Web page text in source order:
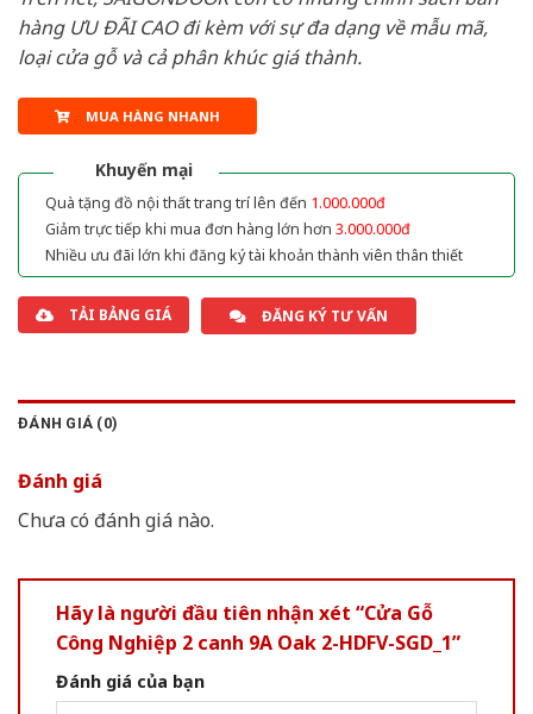
hàng ƯU ĐÃI CAO đi kèm với sự đa dạng về mẫu mã,
loại cửa gỗ và cả phân khúc giá thành.
MUA HÀNG NHANH
Khuyến mại
Quà tặng đồ nội thất trang trí lên đến 1.000.000đ
Giảm trực tiếp khi mua đơn hàng lớn hơn 3.000.000đ
Nhiều ưu đãi lớn khi đăng ký tài khoản thành viên thân thiết
TẢI BẢNG GIÁ ĐĂNG KÝ TƯ VẤN
ĐÁNH GIÁ (0)
Đánh giá
Chưa có đánh giá nào.
Hãy là người đầu tiên nhận xét “Cửa Gỗ
Công Nghiệp 2 canh 9A Oak 2-HDFV-SGD_1”
Đánh giá của bạn